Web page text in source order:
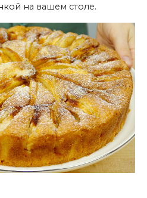
на вашем столе.